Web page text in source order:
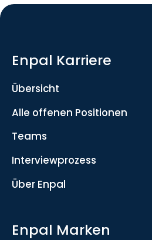
Enpal Karriere
Übersicht
Alle offenen Positionen
Teams
Interviewprozess
Über Enpal
Enpal Marken